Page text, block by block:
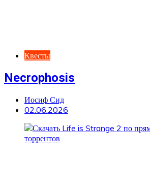
Квесты
Necrophosis
Иосиф Сид
02.06.2026